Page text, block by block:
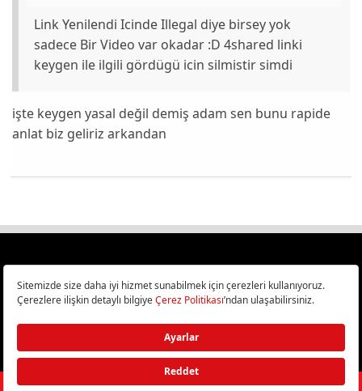
Link Yenilendi Icinde Illegal diye birsey yok
sadece Bir Video var okadar :D 4shared linki
keygen ile ilgili gördügü icin silmistir simdi
işte keygen yasal değil demiş adam sen bunu rapide
anlat biz geliriz arkandan
Türkiye
Bilişim ve Teknoloji Haberleri CHIP Online’da!